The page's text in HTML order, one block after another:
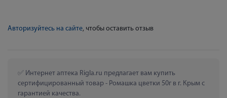
Авторизуйтесь на сайте, чтобы оставить отзыв
Интернет аптека Rigla.ru предлагает вам купить
сертифицированный товар - Ромашка цветки 50г в г. Крым с
гарантией качества.